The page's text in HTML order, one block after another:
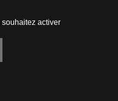
activer